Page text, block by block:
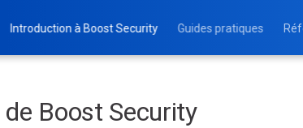
Introduction à Boost Security Guides pratiques
Boost Security